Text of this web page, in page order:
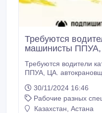
Требуются
машинисты ППУА,
Требуются водители
ППУА, ЦА. автокрановщик Зарплата 200 000+
Проезд за счет
человек работает
Работа в городах
30/11/2024 16:46
Рабочие разных
Казахстан, Астана